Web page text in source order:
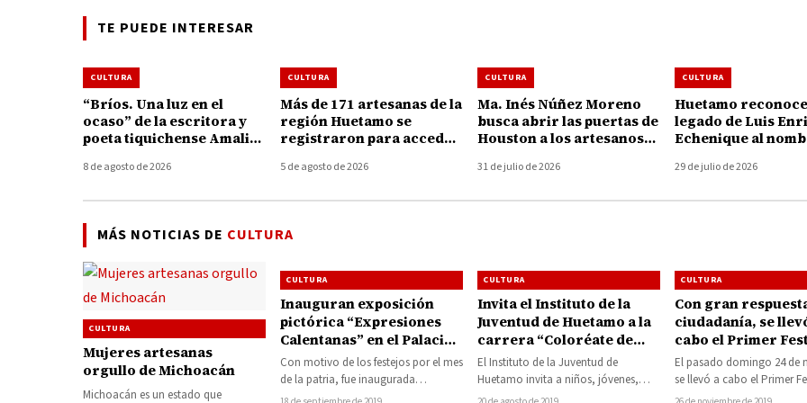
TE PUEDE INTERESAR
CULTURA
“Bríos. Una luz en el
ocaso” de la escritora y
poeta tiquichense Amalia
invita a mirar la vida
8 de agosto de 2026
CULTURA
Más de 171 artesanas de la
región Huetamo se
registraron para acceder
ApoyArte
5 de agosto de 2026
CULTURA
Ma. Inés Núñez Moreno
busca abrir las puertas de
Houston a los artesanos
31 de julio de 2026
CULTURA
Huetamo
legado de Luis
Echenique al
Cultura
29 de julio de 2026
MÁS NOTICIAS DE CULTURA
CULTURA
Mujeres artesanas
orgullo de Michoacán
Michoacán es un estado que
CULTURA
Inauguran exposición
pictórica “Expresiones
Calentanas” en el Palacio
Municipal de Huetamo
Con motivo de los festejos por el mes
de la patria, fue inaugurada
exposición pictórica “Expresiones
CULTURA
Invita el Instituto de la
Juventud de Huetamo a la
carrera “Coloréate de
Juventud”
El Instituto de la Juventud de
Huetamo invita a niños, jóvenes,
adultos y a todas personas que
CULTURA
Con gran
ciudadanía, se
cabo el Primer
Municipal
los Juegos
de San Lucas
El pasado domingo 24 de
se llevó a cabo el Primer
Municipal “Rescatando los